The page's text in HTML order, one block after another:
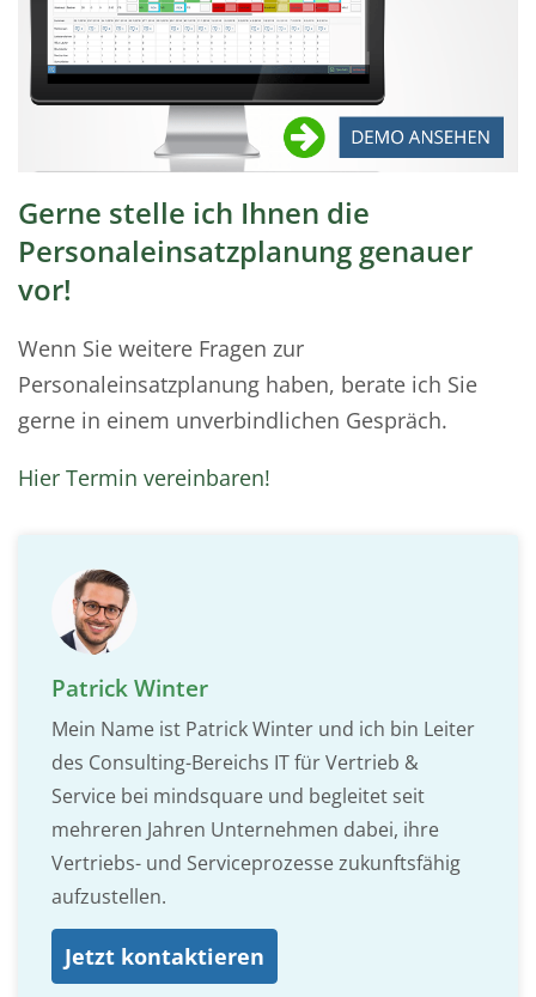
Gerne stelle ich Ihnen die
Personaleinsatzplanung genauer
vor!
Wenn Sie weitere Fragen zur
Personaleinsatzplanung haben, berate ich Sie
gerne in einem unverbindlichen Gespräch.
Hier Termin vereinbaren!
Patrick Winter
Mein Name ist Patrick Winter und ich bin Leiter
des Consulting-Bereichs IT für Vertrieb &
Service bei mindsquare und begleitet seit
mehreren Jahren Unternehmen dabei, ihre
Vertriebs- und Serviceprozesse zukunftsfähig
aufzustellen.
Jetzt kontaktieren